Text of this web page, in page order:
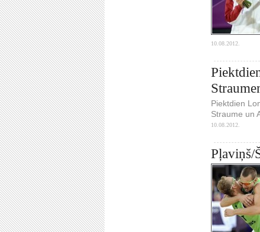
10.08.2012.
Piektdien
Straume un
10.08.2012.
Pļaviņš/